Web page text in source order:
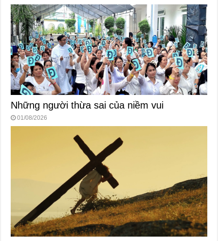
Những người thừa sai của niềm vui
01/08/2026